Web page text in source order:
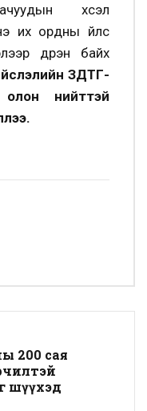
хүсэл
их ордны үйлс
дүүрэн байх
ЗДТГ-
нийттэй
200 сая
шүүхэд